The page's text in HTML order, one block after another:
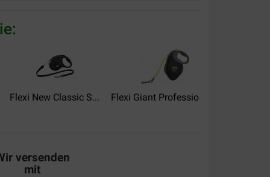
Flexi New Classic S... Flexi Giant Professional...
versenden
mit